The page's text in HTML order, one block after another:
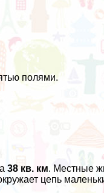
полями.
38 кв. км. Местные
цепь